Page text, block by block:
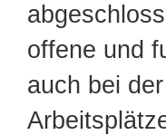
offene und
auch bei